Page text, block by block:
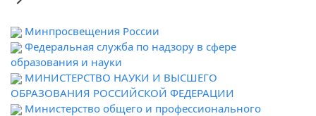
Минпросвещения России
Федеральная служба по надзору в сфере
образования и науки
МИНИСТЕРСТВО НАУКИ И ВЫСШЕГО
ОБРАЗОВАНИЯ РОССИЙСКОЙ ФЕДЕРАЦИИ
Министерство общего и профессионального